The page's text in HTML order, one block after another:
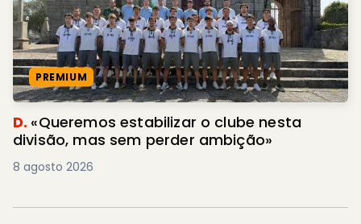
PREMIUM
D. «Queremos estabilizar o clube nesta
divisão, mas sem perder ambição»
8 agosto 2026